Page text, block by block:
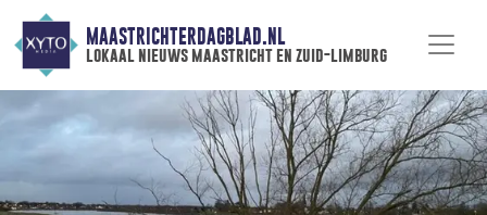
MAASTRICHTERDAGBLAD.NL
lokaal nieuws maastricht en zuid-limburg